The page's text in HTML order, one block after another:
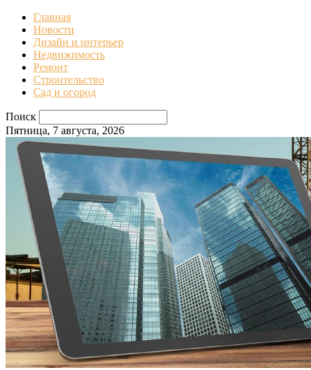
Главная
Новости
Дизайн и интерьер
Недвижимость
Ремонт
Строительство
Сад и огород
Поиск
Пятница, 7 августа, 2026